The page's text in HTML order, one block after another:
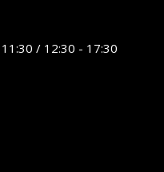
/ 12:30 - 17:30